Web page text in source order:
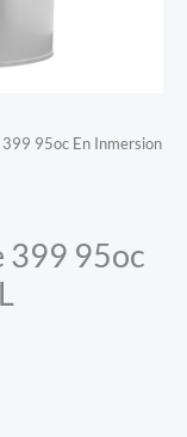
95oc En Inmersion
399 95oc